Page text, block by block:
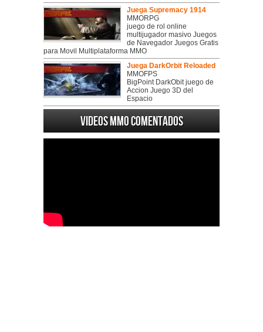
Juega Supremacy 1914
MMORPG
juego de rol online
multijugador masivo Juegos
de Navegador Juegos Gratis
para Movil Multiplataforma MMO
Juega DarkOrbit Reloaded
MMOFPS
BigPoint DarkObit juego de
Accion Juego 3D del
Espacio
Videos MMO Comentados